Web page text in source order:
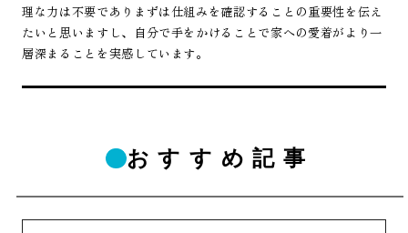
理な力は不要でありまずは仕組みを確認することの重要性を伝え
たいと思いますし、自分で手をかけることで家への愛着がより一
層深まることを実感しています。
おすすめ記事